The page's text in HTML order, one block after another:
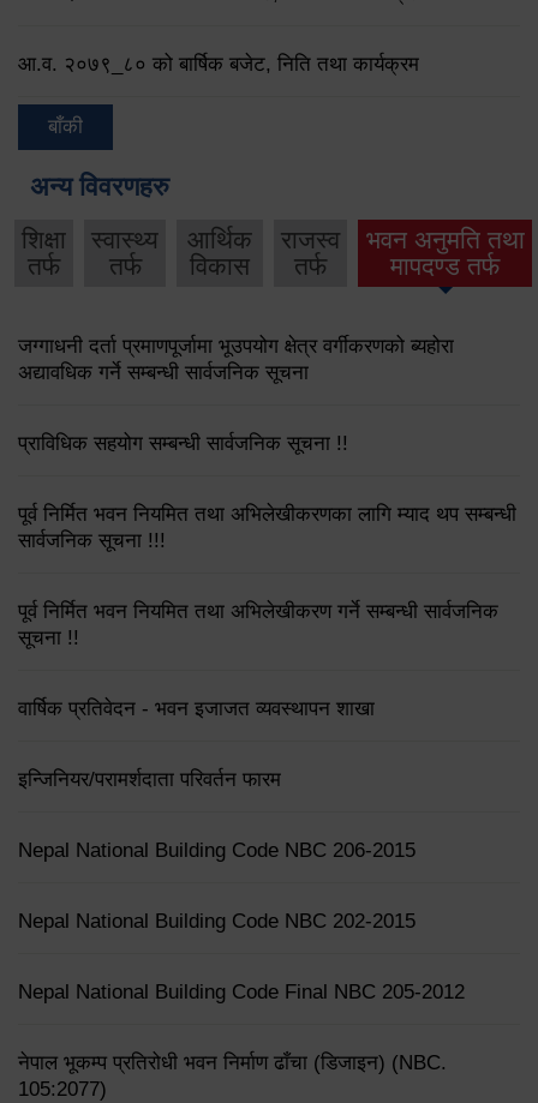
आ.व. २०७९‌_८० को बार्षिक बजेट, निति तथा कार्यक्रम
बाँकी
अन्य विवरणहरु
शिक्षा
तर्फ
स्वास्थ्य
तर्फ
आर्थिक
विकास
राजस्व
तर्फ
भवन अनुमति तथा
मापदण्ड तर्फ
जग्गाधनी दर्ता प्रमाणपूर्जामा भूउपयोग क्षेत्र वर्गीकरणको ब्यहोरा
अद्यावधिक गर्ने सम्बन्धी सार्वजनिक सूचना
प्राविधिक सहयोग सम्बन्धी सार्वजनिक सूचना !!
पूर्व निर्मित भवन नियमित तथा अभिलेखीकरणका लागि म्याद थप सम्बन्धी
सार्वजनिक सूचना !!!
पूर्व निर्मित भवन नियमित तथा अभिलेखीकरण गर्ने सम्बन्धी सार्वजनिक
सूचना !!
वार्षिक प्रतिवेदन - भवन इजाजत व्यवस्थापन शाखा
इन्जिनियर/परामर्शदाता परिवर्तन फारम
Nepal National Building Code NBC 206-2015
Nepal National Building Code NBC 202-2015
Nepal National Building Code Final NBC 205-2012
नेपाल भूकम्प प्रतिरोधी भवन निर्माण ढाँचा (डिजाइन) (NBC.
105:2077)